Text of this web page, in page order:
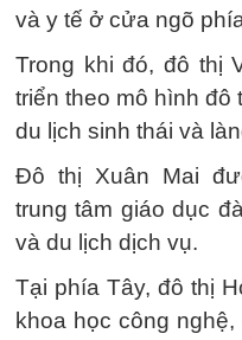
và y tế ở cửa ngõ
Trong khi đó, đô thị
triển theo mô hình đô
du lịch sinh thái và
Đô thị Xuân Mai
trung tâm giáo dục
và du lịch dịch vụ.
Tại phía Tây, đô thị
khoa học công